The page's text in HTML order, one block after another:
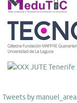
Tweets by manuel_area